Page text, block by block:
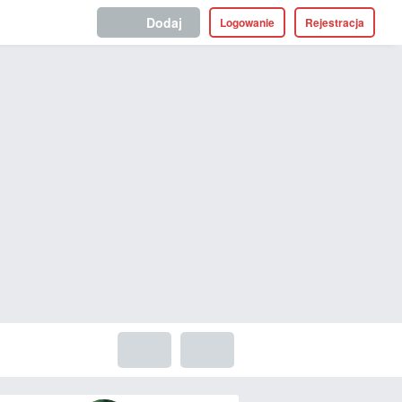
Rejestracja
Logowanie
Dodaj